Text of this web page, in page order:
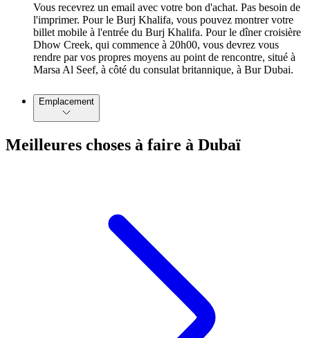
Vous recevrez un email avec votre bon d'achat. Pas besoin de
l'imprimer. Pour le Burj Khalifa, vous pouvez montrer votre
billet mobile à l'entrée du Burj Khalifa. Pour le dîner croisière
Dhow Creek, qui commence à 20h00, vous devrez vous
rendre par vos propres moyens au point de rencontre, situé à
Marsa Al Seef, à côté du consulat britannique, à Bur Dubai.
Emplacement
Meilleures choses à faire à Dubaï